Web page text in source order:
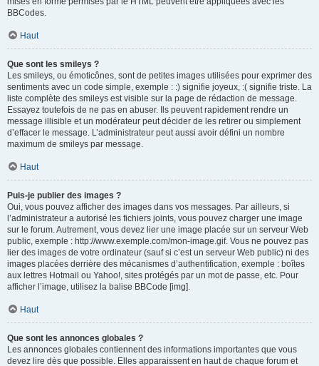
BBCodes.
Haut
Que sont les smileys ?
Les smileys, ou émoticônes, sont de petites images utilisées pour exprimer des
sentiments avec un code simple, exemple : :) signifie joyeux, :( signifie triste. La
liste complète des smileys est visible sur la page de rédaction de message.
Essayez toutefois de ne pas en abuser. Ils peuvent rapidement rendre un
message illisible et un modérateur peut décider de les retirer ou simplement
d’effacer le message. L’administrateur peut aussi avoir défini un nombre
maximum de smileys par message.
Haut
Puis-je publier des images ?
Oui, vous pouvez afficher des images dans vos messages. Par ailleurs, si
l’administrateur a autorisé les fichiers joints, vous pouvez charger une image
sur le forum. Autrement, vous devez lier une image placée sur un serveur Web
public, exemple : http://www.exemple.com/mon-image.gif. Vous ne pouvez pas
lier des images de votre ordinateur (sauf si c’est un serveur Web public) ni des
images placées derrière des mécanismes d’authentification, exemple : boîtes
aux lettres Hotmail ou Yahoo!, sites protégés par un mot de passe, etc. Pour
afficher l’image, utilisez la balise BBCode [img].
Haut
Que sont les annonces globales ?
Les annonces globales contiennent des informations importantes que vous
devez lire dès que possible. Elles apparaissent en haut de chaque forum et